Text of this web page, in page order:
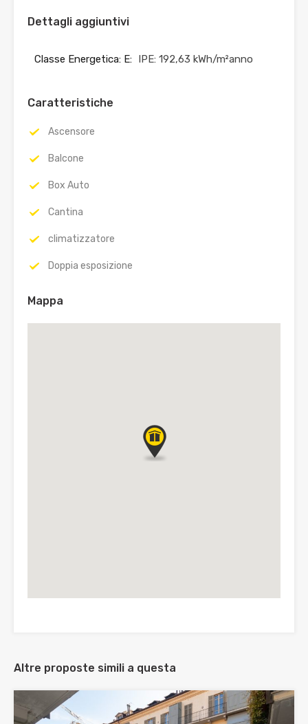
Dettagli aggiuntivi
Classe Energetica: E: IPE: 192,63 kWh/m²anno
Caratteristiche
Ascensore
Balcone
Box Auto
Cantina
climatizzatore
Doppia esposizione
Mappa
Altre proposte simili a questa